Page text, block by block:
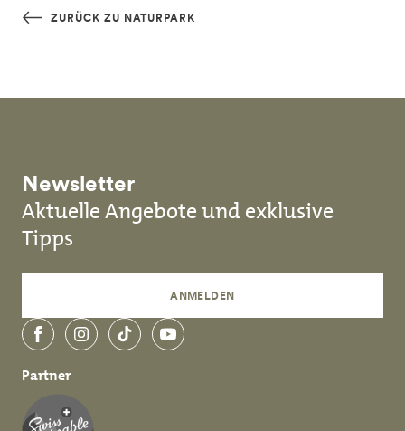
Skip to main content
ZURÜCK ZU NATURPARK
Newsletter
Aktuelle Angebote und exklusive
Tipps
ANMELDEN
FacebookInstagramTikTokYouTube
Partner